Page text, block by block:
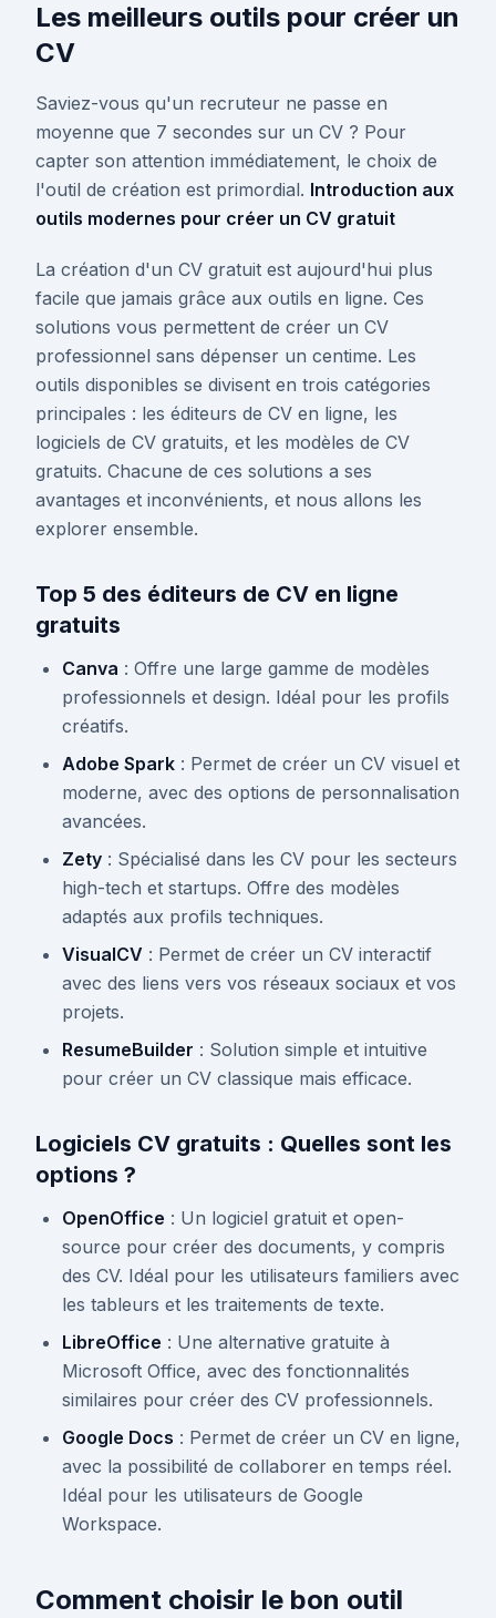
Les meilleurs outils pour créer un
CV
Saviez-vous qu'un recruteur ne passe en
moyenne que 7 secondes sur un CV ? Pour
capter son attention immédiatement, le choix de
l'outil de création est primordial. Introduction aux
outils modernes pour créer un CV gratuit
La création d'un CV gratuit est aujourd'hui plus
facile que jamais grâce aux outils en ligne. Ces
solutions vous permettent de créer un CV
professionnel sans dépenser un centime. Les
outils disponibles se divisent en trois catégories
principales : les éditeurs de CV en ligne, les
logiciels de CV gratuits, et les modèles de CV
gratuits. Chacune de ces solutions a ses
avantages et inconvénients, et nous allons les
explorer ensemble.
Top 5 des éditeurs de CV en ligne
gratuits
Canva : Offre une large gamme de modèles
professionnels et design. Idéal pour les profils
créatifs.
Adobe Spark : Permet de créer un CV visuel et
moderne, avec des options de personnalisation
avancées.
Zety : Spécialisé dans les CV pour les secteurs
high-tech et startups. Offre des modèles
adaptés aux profils techniques.
VisualCV : Permet de créer un CV interactif
avec des liens vers vos réseaux sociaux et vos
projets.
ResumeBuilder : Solution simple et intuitive
pour créer un CV classique mais efficace.
Logiciels CV gratuits : Quelles sont les
options ?
OpenOffice : Un logiciel gratuit et open-
source pour créer des documents, y compris
des CV. Idéal pour les utilisateurs familiers avec
les tableurs et les traitements de texte.
LibreOffice : Une alternative gratuite à
Microsoft Office, avec des fonctionnalités
similaires pour créer des CV professionnels.
Google Docs : Permet de créer un CV en ligne,
avec la possibilité de collaborer en temps réel.
Idéal pour les utilisateurs de Google
Workspace.
Comment choisir le bon outil